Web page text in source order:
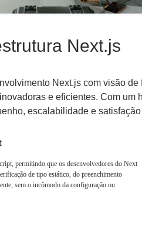
Next.js
Next.js com visão
e eficientes. Com um
escalabilidade e
permitindo que os desenvolvedores do Next
de tipo estático, do preenchimento
sem o incômodo da configuração ou